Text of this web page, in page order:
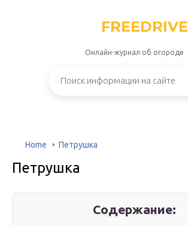
FREEDRIVE
Онлайн-журнал об огороде
Home Петрушка
Петрушка
Содержание: